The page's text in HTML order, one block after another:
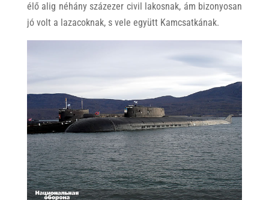
élő alig néhány százezer civil lakosnak, ám bizonyosan
jó volt a lazacoknak, s vele együtt Kamcsatkának.